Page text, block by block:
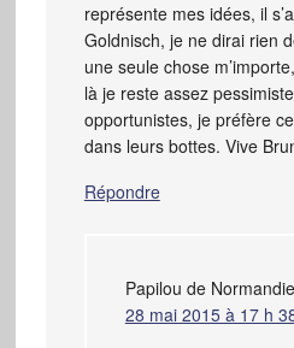
représente mes idées, il
Goldnisch, je ne dirai rien
une seule chose
là je reste assez
opportunistes, je préfère
dans leurs bottes. Vive
Répondre
Papilou de Normandie
28 mai 2015 à 17 h